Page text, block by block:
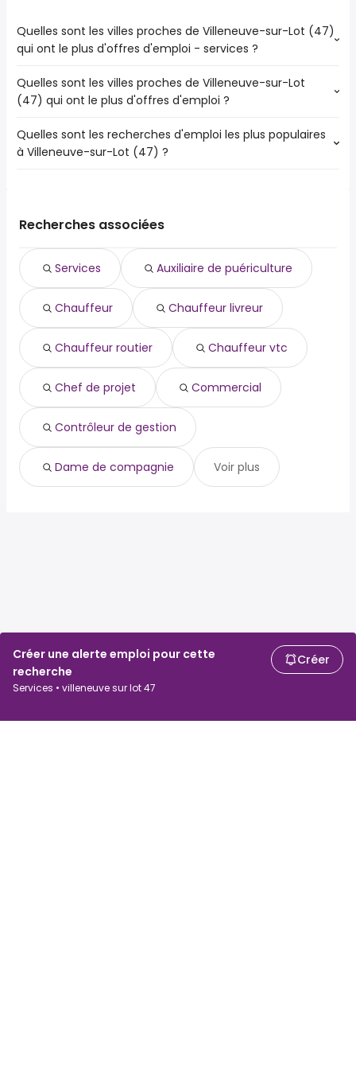
Créer une alerte emploi pour cette
recherche
Services • villeneuve sur lot 47
Créer
Quelles sont les villes proches de Villeneuve-sur-Lot (47)
qui ont le plus d'offres d'emploi - services ?
Les villes proches de Villeneuve-sur-Lot (47) qui ont le
plus d'offres d'emploi - services sont :
Quelles sont les villes proches de Villeneuve-sur-Lot
(47) qui ont le plus d'offres d'emploi ?
Les 10 villes proches de Villeneuve-sur-Lot (47) qui ont le
plus d'offres d'emploi sont :
Valence
Quelles sont les recherches d'emploi les plus populaires
à Villeneuve-sur-Lot (47) ?
auxiliaire de puériculture
chauffeur livreur
chauffeur routier
chauffeur vtc
chef de projet
commercial
contrôleur de gestion
de nuit
Recherches associées
Services Auxiliaire de puériculture
Chauffeur Chauffeur livreur
Chauffeur routier Chauffeur vtc
Chef de projet Commercial
Contrôleur de gestion
Dame de compagnie Voir plus